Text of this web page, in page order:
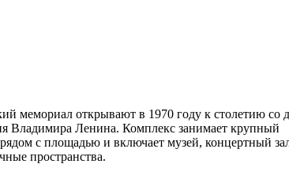
мемориал открывают в 1970 году к столетию со
Владимира Ленина. Комплекс занимает крупный
с площадью и включает музей, концертный
пространства.